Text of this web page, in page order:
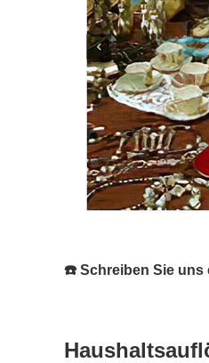
☎️ Schreiben Sie uns